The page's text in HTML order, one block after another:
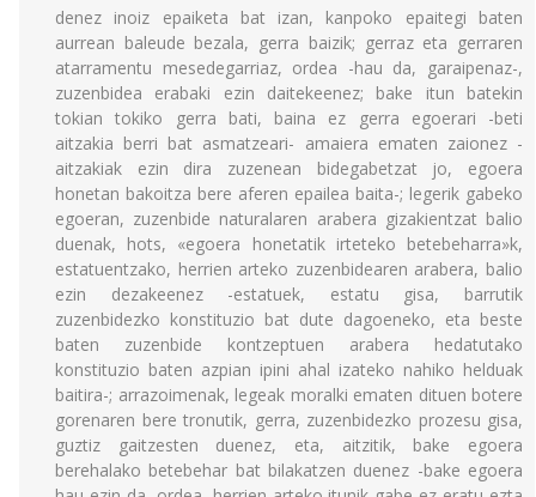
denez inoiz epaiketa bat izan, kanpoko epaitegi baten
aurrean baleude bezala, gerra baizik; gerraz eta gerraren
atarramentu mesedegarriaz, ordea -hau da, garaipenaz-,
zuzenbidea erabaki ezin daitekeenez; bake itun batekin
tokian tokiko gerra bati, baina ez gerra egoerari -beti
aitzakia berri bat asmatzeari- amaiera ematen zaionez -
aitzakiak ezin dira zuzenean bidegabetzat jo, egoera
honetan bakoitza bere aferen epailea baita-; legerik gabeko
egoeran, zuzenbide naturalaren arabera gizakientzat balio
duenak, hots, «egoera honetatik irteteko betebeharra»k,
estatuentzako, herrien arteko zuzenbidearen arabera, balio
ezin dezakeenez -estatuek, estatu gisa, barrutik
zuzenbidezko konstituzio bat dute dagoeneko, eta beste
baten zuzenbide kontzeptuen arabera hedatutako
konstituzio baten azpian ipini ahal izateko nahiko helduak
baitira-; arrazoimenak, legeak moralki ematen dituen botere
gorenaren bere tronutik, gerra, zuzenbidezko prozesu gisa,
guztiz gaitzesten duenez, eta, aitzitik, bake egoera
berehalako betebehar bat bilakatzen duenez -bake egoera